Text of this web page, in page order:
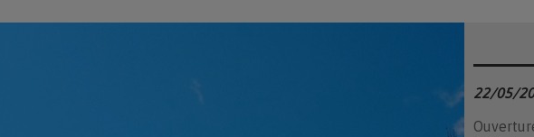
22/05/